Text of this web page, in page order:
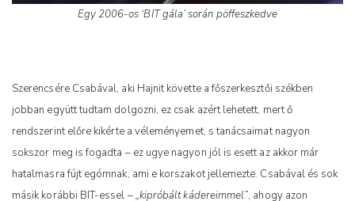
Egy 2006-os ‘BIT gála’ során pöffeszkedve
Szerencsére Csabával, aki Hajnit követte a főszerkesztői székben
jobban együtt tudtam dolgozni, ez csak azért lehetett, mert ő
rendszerint előre kikérte a véleményemet, s tanácsaimat nagyon
sokszor meg is fogadta – ez ugye nagyon jól is esett az akkor már
hatalmasra fújt egómnak, ami e korszakot jellemezte. Csabával és sok
másik korábbi BIT-essel –„kipróbált kádereimmel”, ahogy azon